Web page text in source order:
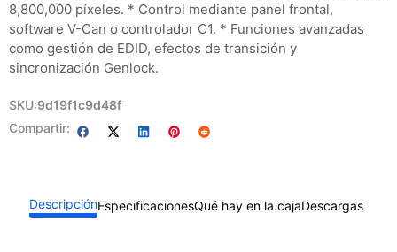
8,800,000 píxeles. * Control mediante panel frontal,
software V-Can o controlador C1. * Funciones avanzadas
como gestión de EDID, efectos de transición y
sincronización Genlock.​
SKU:9d19f1c9d48f
Compartir:
DescripciónEspecificacionesQué hay en la cajaDescargas